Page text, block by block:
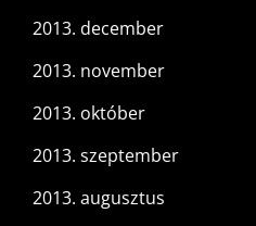
2013. december
2013. november
2013. október
2013. szeptember
2013. augusztus